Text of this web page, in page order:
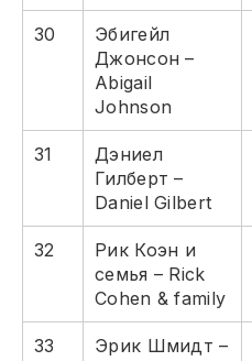
30
Эбигейл
Джонсон –
Abigail
Johnson
31
Дэниел
Гилберт –
Daniel Gilbert
32
Рик Коэн и
семья – Rick
Cohen & family
33
Эрик Шмидт –